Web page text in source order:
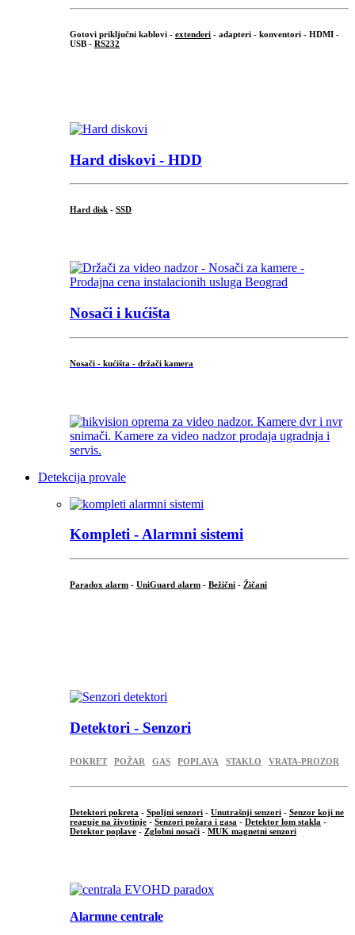
Gotovi priključni kablovi - extenderi - adapteri - konventori - HDMI -
USB - RS232
Hard diskovi - HDD
Hard disk - SSD
Nosači i kućišta
Nosači - kućišta - držači kamera
Detekcija provale
Kompleti - Alarmni sistemi
Paradox alarm - UniGuard alarm - Bežični - Žičani
Detektori - Senzori
POKRET POŽAR GAS POPLAVA STAKLO VRATA-PROZOR
Detektori pokreta - Spoljni senzori - Unutrašnji senzori - Senzor koji ne
reaguje na životinje - Senzori požara i gasa - Detektor lom stakla -
Detektor poplave - Zglobni nosači - MUK magnetni senzori
Alarmne centrale